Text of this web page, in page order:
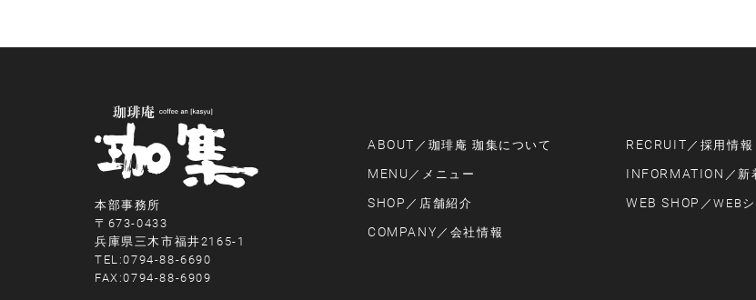
本部事務所
〒673-0433
兵庫県三木市福井2165-1
TEL:0794-88-6690
FAX:0794-88-6909
ABOUT ／珈琲庵 珈集について RECRUIT ／採用情報
MENU ／メニュー INFORMATION ／新
SHOP ／店舗紹介 WEB SHOP ／WEB
COMPANY ／会社情報